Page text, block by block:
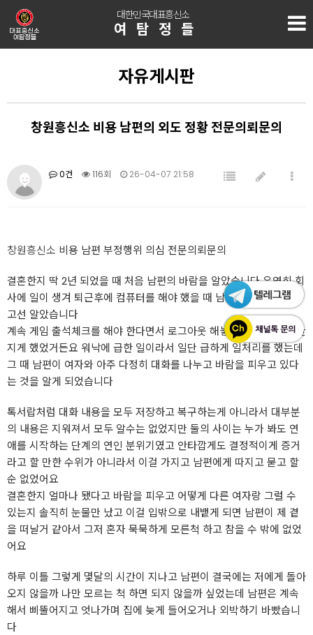
대한민국대표흥신소
여탐정들
자유게시판
창원흥신소 비용 남편의 외도 정황 전문의뢰문의
0건 116회 26-04-07 21:58
창원흥신소 비용 남편 부정행위 의심 전문의뢰문의
결혼한지 딱 2년 되었을 때 처음 남편의 바람을 알았습니다 우연히 회
사에 일이 생겨 퇴근후에 컴퓨터를 해야 했을 때 남편의 컴퓨터를 보
고선 알았습니다
계속 게임 출석체크를 해야 한다면서 로그아웃 해놓고 저는 절대 못만
지게 했었거든요 워낙에 급한 일이라서 일단 급하게 일처리를 했는데
그 때 남편이 여자와 아주 다정히 대화를 나누고 바람을 피우고 있다
는 것을 알게 되었습니다
톡서랍처럼 대화 내용을 모두 저장하고 복구하는게 아니라서 대부분
의 내용은 지워져서 모두 알수는 없었지만 둘의 사이는 누가 봐도 연
애를 시작하는 단계의 연인 분위기였고 안타깝게도 결정적이게 증거
라고 할 만한 수위가 아니라서 이걸 가지고 남편에게 따지고 묻고 할
순 없었어요
결혼한지 얼마나 됐다고 바람을 피우고 어떻게 다른 여자랑 그럴 수
있는지 솔직히 눈물만 났고 이걸 입밖으로 내뱉게 되면 남편이 제 곁
을 떠날거 같아서 그저 혼자 묵묵하게 모른척 하고 참을 수 밖에 없었
어요
하루 이틀 그렇게 몇달의 시간이 지나고 남편이 결국에는 저에게 돌아
오지 않을까 나만 모르는 척 하면 되지 않을까 싶었는데 남편은 계속
해서 삐뚤어지고 엇나가며 집에 늦게 들어오거나 외박하기 바빴습니
다